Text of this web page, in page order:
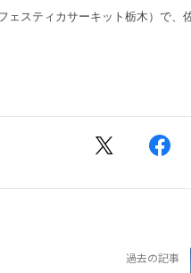
ェスティカサーキット栃木）で、
過去の記事